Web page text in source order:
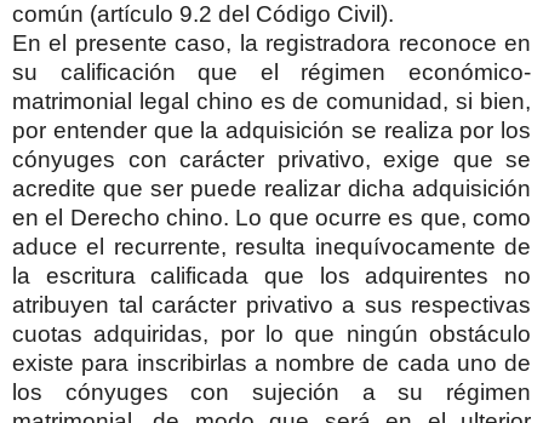
común (artículo 9.2 del Código Civil).
En el presente caso, la registradora reconoce en
su calificación que el régimen económico-
matrimonial legal chino es de comunidad, si bien,
por entender que la adquisición se realiza por los
cónyuges con carácter privativo, exige que se
acredite que ser puede realizar dicha adquisición
en el Derecho chino. Lo que ocurre es que, como
aduce el recurrente, resulta inequívocamente de
la escritura calificada que los adquirentes no
atribuyen tal carácter privativo a sus respectivas
cuotas adquiridas, por lo que ningún obstáculo
existe para inscribirlas a nombre de cada uno de
los cónyuges con sujeción a su régimen